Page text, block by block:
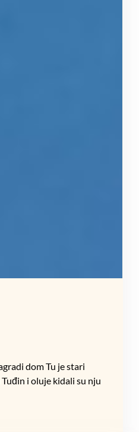
dom Tu je stari
i oluje kidali su nju